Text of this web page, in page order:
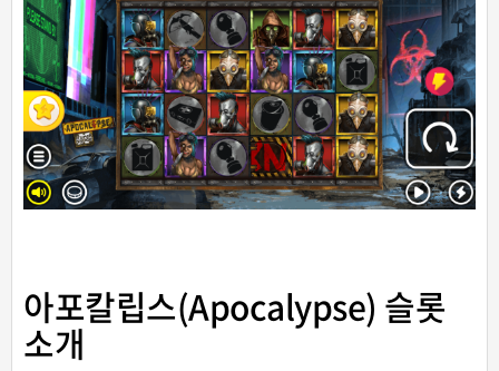
아포칼립스(Apocalypse) 슬롯
소개